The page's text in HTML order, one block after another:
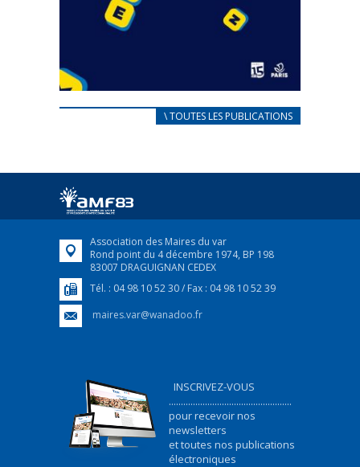
CARNET D’ACCUEIL
Afin d’accompagner au mieux les réfugiés
FEUILLETER
\ TOUTES LES PUBLICATIONS
Association des Maires du var
Rond point du 4 décembre 1974, BP 198
83007 DRAGUIGNAN CEDEX
Tél. : 04 98 10 52 30 / Fax : 04 98 10 52 39
maires.var@wanadoo.fr
INSCRIVEZ-VOUS
...................................................
pour recevoir nos
newsletters
et toutes nos publications
électroniques